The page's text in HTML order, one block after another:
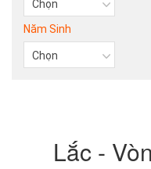
Năm Sinh
Lắc -